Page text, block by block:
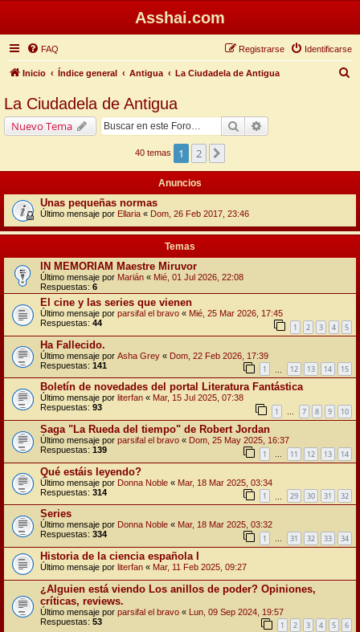
Asshai.com
FAQ Identificarse
Registrarse
Inicio Índice general Antigua La Ciudadela de Antigua
La Ciudadela de Antigua
Nuevo Tema Buscar
40 temas 1 2
Anuncios
Unas pequeñas normas
Último mensaje por Ellaria « Dom, 26 Feb 2017, 23:46
Temas
IN MEMORIAM Maestre Miruvor
Último mensaje por Marián « Mié, 01 Jul 2026, 22:08
Respuestas: 6
El cine y las series que vienen
Último mensaje por parsifal el bravo « Mié, 25 Mar 2026, 17:45
Respuestas: 44 1 2 3 4 5
Ha Fallecido.
Último mensaje por Asha Grey « Dom, 22 Feb 2026, 17:39
Respuestas: 141 1 12 13 14 15
Boletín de novedades del portal Literatura Fantástica
Último mensaje por literfan « Mar, 15 Jul 2025, 07:38
Respuestas: 93 1 … 7 8 9 10
Saga "La Rueda del tiempo" de Robert Jordan
Último mensaje por parsifal el bravo « Dom, 25 May 2025, 16:37
Respuestas: 139 1 … 11 12 13 14
Qué estáis leyendo?
Último mensaje por Donna Noble « Mar, 18 Mar 2025, 03:34
Respuestas: 314 1 29 30 31 32
Series
Último mensaje por Donna Noble « Mar, 18 Mar 2025, 03:32
Respuestas: 334 1 … 31 32 33 34
Historia de la ciencia española I
Último mensaje por literfan « Mar, 11 Feb 2025, 09:27
¿Alguien está viendo Los anillos de poder? Opiniones,
críticas, reviews.
Último mensaje por parsifal el bravo « Lun, 09 Sep 2024, 19:57
Respuestas: 53 1 2 3 4 5 6